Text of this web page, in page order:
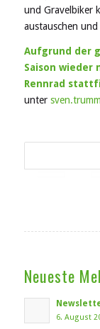
und Gravelbiker
austauschen
Aufgrund der
Saison wieder
Rennrad
unter
Neueste
6. August